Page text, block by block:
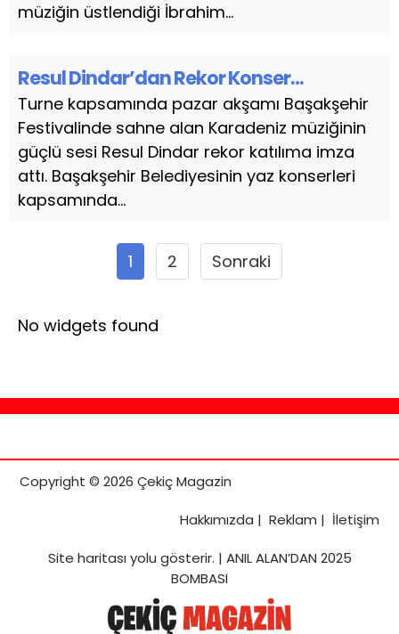
müziğin üstlendiği İbrahim...
Resul Dindar’dan Rekor Konser…
Turne kapsamında pazar akşamı Başakşehir
Festivalinde sahne alan Karadeniz müziğinin
güçlü sesi Resul Dindar rekor katılıma imza
attı. Başakşehir Belediyesinin yaz konserleri
kapsamında...
1 2 Sonraki
No widgets found
Copyright © 2026 Çekiç Magazin
Hakkımızda | Reklam | İletişim
Site haritasıyolu gösterir. | ANIL ALAN’DAN 2025
BOMBASI